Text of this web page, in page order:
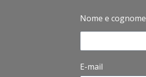
Nome e cognome
E-mail